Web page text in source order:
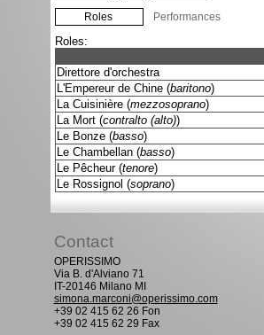
Roles Performances
Roles:
Direttore d'orchestra
L'Empereur de Chine (baritono)
La Cuisinière (mezzosoprano)
La Mort (contralto (alto))
Le Bonze (basso)
Le Chambellan (basso)
Le Pêcheur (tenore)
Le Rossignol (soprano)
Contact
OPERISSIMO
Via B. d'Alviano 71
IT-20146 Milano MI
simona.marconi@operissimo.com
+39 02 415 62 26 Fon
+39 02 415 62 29 Fax